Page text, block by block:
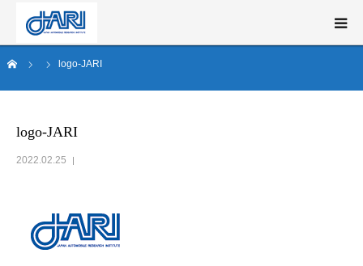
logo-JARI
logo-JARI
2022.02.25
新構造材料技術研究組合（ISMA）とは
研究開発